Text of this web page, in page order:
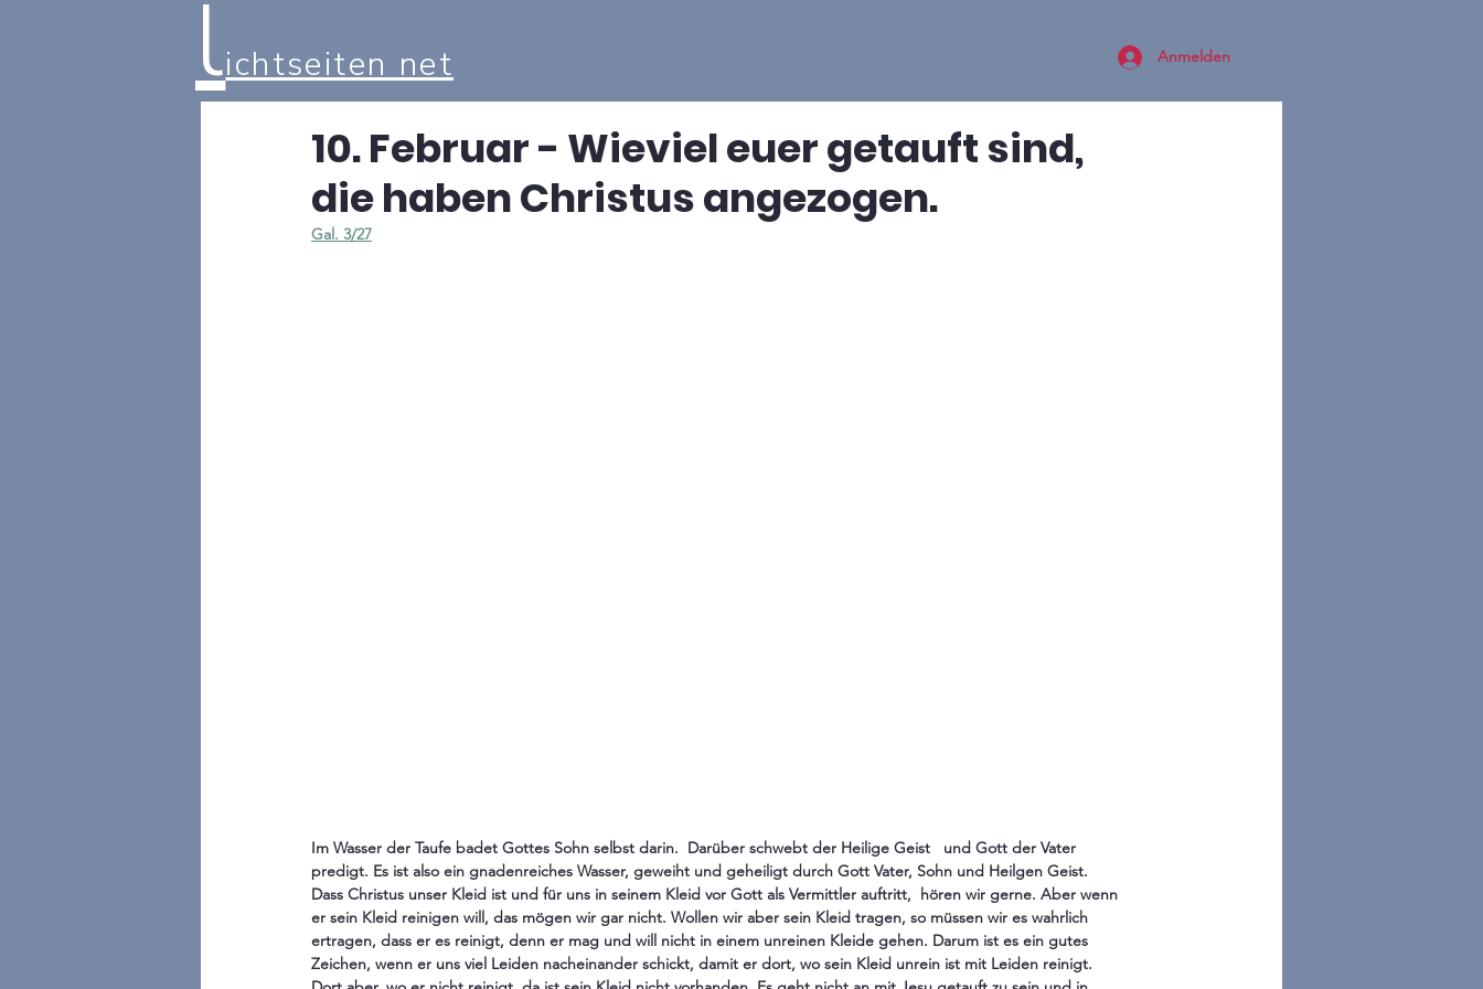
lichtseiten net Anmelden
10. Februar - Wieviel euer getauft sind,
die haben Christus angezogen.
Gal. 3/27
Im Wasser der Taufe badet Gottes Sohn selbst darin.  Darüber schwebt der Heilige Geist   und Gott der Vater
predigt. Es ist also ein gnadenreiches Wasser, geweiht und geheiligt durch Gott Vater, Sohn und Heilgen Geist.
Dass Christus unser Kleid ist und für uns in seinem Kleid vor Gott als Vermittler auftritt,  hören wir gerne. Aber wenn
er sein Kleid reinigen will, das mögen wir gar nicht. Wollen wir aber sein Kleid tragen, so müssen wir es wahrlich
ertragen, dass er es reinigt, denn er mag und will nicht in einem unreinen Kleide gehen. Darum ist es ein gutes
Zeichen, wenn er uns viel Leiden nacheinander schickt, damit er dort, wo sein Kleid unrein ist mit Leiden reinigt.